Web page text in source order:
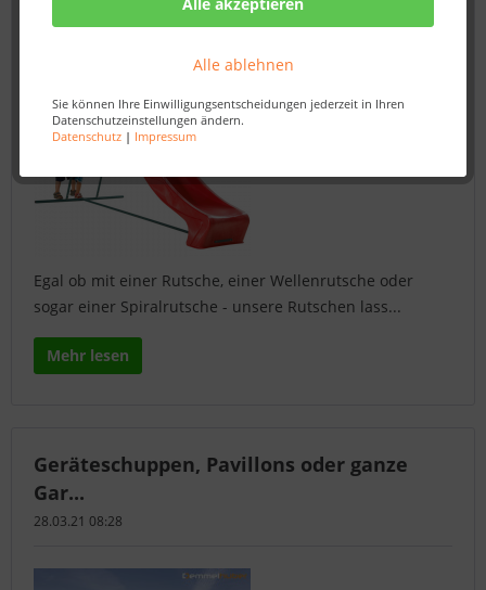
Alle akzeptieren
Alle ablehnen
Sie können Ihre Einwilligungsentscheidungen jederzeit in Ihren
Datenschutzeinstellungen ändern.
Datenschutz| Impressum
Egal ob mit einer Rutsche, einer Wellenrutsche oder
sogar einer Spiralrutsche - unsere Rutschen lass...
Mehr lesen
Geräteschuppen, Pavillons oder ganze
Gar...
28.03.21 08:28